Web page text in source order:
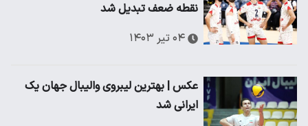
نقطه ضعف تبدیل شد
۰۴ تیر ۱۴۰۳
عکس | بهترین لیبروی والیبال جهان یک
ایرانی شد